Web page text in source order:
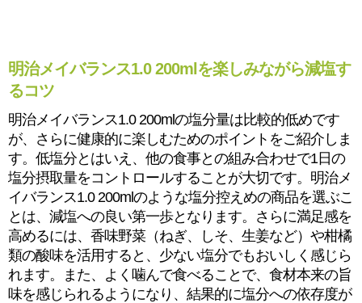
明治メイバランス1.0 200mlを楽しみながら減塩す
るコツ
明治メイバランス1.0 200mlの塩分量は比較的低めです
が、さらに健康的に楽しむためのポイントをご紹介しま
す。低塩分とはいえ、他の食事との組み合わせで1日の
塩分摂取量をコントロールすることが大切です。明治メ
イバランス1.0 200mlのような塩分控えめの商品を選ぶこ
とは、減塩への良い第一歩となります。さらに満足感を
高めるには、香味野菜（ねぎ、しそ、生姜など）や柑橘
類の酸味を活用すると、少ない塩分でもおいしく感じら
れます。また、よく噛んで食べることで、食材本来の旨
味を感じられるようになり、結果的に塩分への依存度が